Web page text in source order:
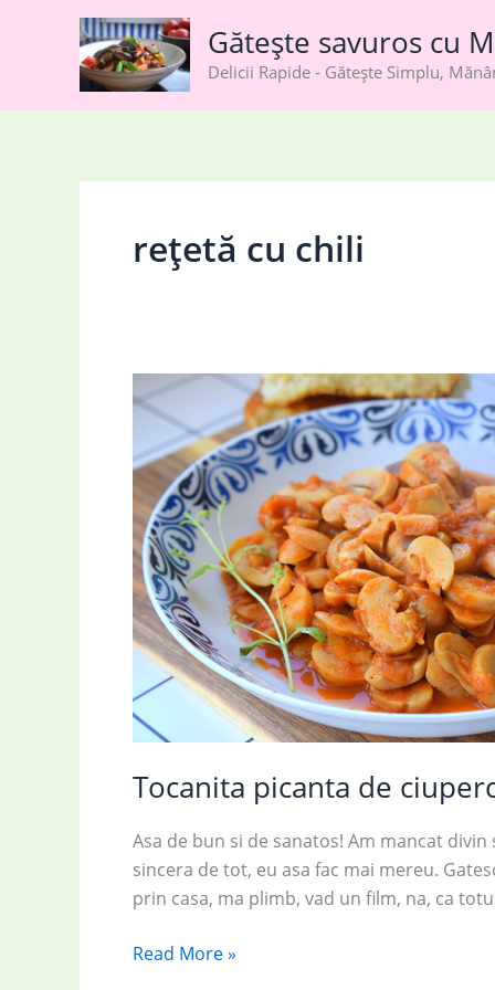
Gătește savuros cu
Delicii Rapide - Gătește Simplu,
rețetă cu chili
Tocanita picanta de
Asa de bun si de sanatos! Am mancat
sincera de tot, eu asa fac mai mereu.
prin casa, ma plimb, vad un film, na, ca
Tocanita
Read More »